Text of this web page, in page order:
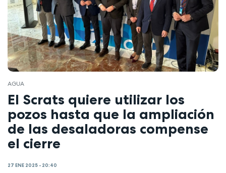
AGUA
El Scrats quiere utilizar los
pozos hasta que la ampliación
de las desaladoras compense
el cierre
27 ENE 2025 - 20:40